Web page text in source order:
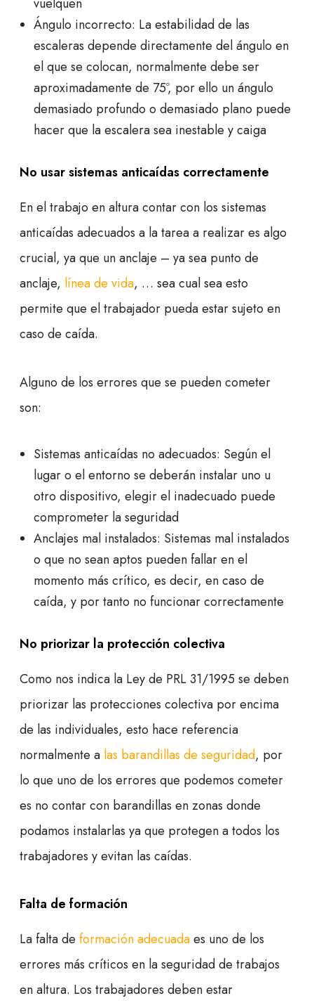
vuelquen
Ángulo incorrecto: La estabilidad de las
escaleras depende directamente del ángulo en
el que se colocan, normalmente debe ser
aproximadamente de 75º, por ello un ángulo
demasiado profundo o demasiado plano puede
hacer que la escalera sea inestable y caiga
No usar sistemas anticaídas correctamente
En el trabajo en altura contar con los sistemas
anticaídas adecuados a la tarea a realizar es algo
crucial, ya que un anclaje – ya sea punto de
anclaje, línea de vida, … sea cual sea esto
permite que el trabajador pueda estar sujeto en
caso de caída.
Alguno de los errores que se pueden cometer
son:
Sistemas anticaídas no adecuados: Según el
lugar o el entorno se deberán instalar uno u
otro dispositivo, elegir el inadecuado puede
comprometer la seguridad
Anclajes mal instalados: Sistemas mal instalados
o que no sean aptos pueden fallar en el
momento más crítico, es decir, en caso de
caída, y por tanto no funcionar correctamente
No priorizar la protección colectiva
Como nos indica la Ley de PRL 31/1995 se deben
priorizar las protecciones colectiva por encima
de las individuales, esto hace referencia
normalmente a las barandillas de seguridad, por
lo que uno de los errores que podemos cometer
es no contar con barandillas en zonas donde
podamos instalarlas ya que protegen a todos los
trabajadores y evitan las caídas.
Falta de formación
La falta de formación adecuadaes uno de los
errores más críticos en la seguridad de trabajos
en altura. Los trabajadores deben estar